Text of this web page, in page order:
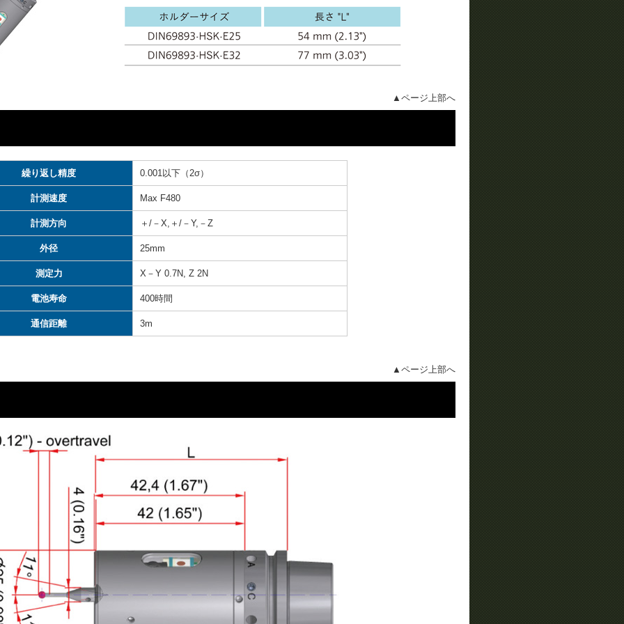
▲ページ上部へ
繰り返し精度 0.001以下（2σ）
計測速度 Max F480
計測方向 ＋/－X,＋/－Y,－Z
外径 25mm
測定力 X－Y 0.7N, Z 2N
電池寿命 400時間
通信距離 3m
▲ページ上部へ